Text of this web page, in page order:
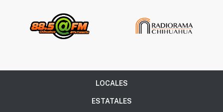
LOCALES
ESTATALES